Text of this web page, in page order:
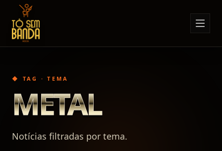
Sobre Nós
Notícias
Eventos
Contato
◆ TAG · TEMA
METAL
Notícias filtradas por tema.